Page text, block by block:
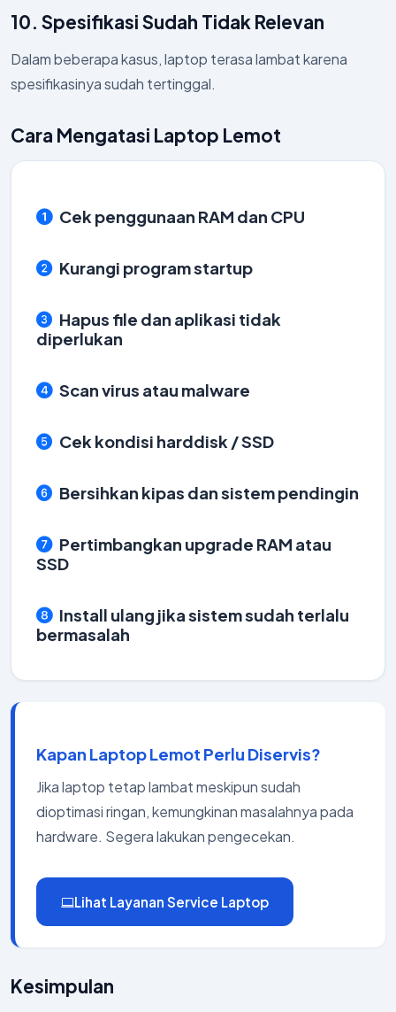
10. Spesifikasi Sudah Tidak Relevan
Dalam beberapa kasus, laptop terasa lambat karena
spesifikasinya sudah tertinggal.
Cara Mengatasi Laptop Lemot
Cek penggunaan RAM dan CPU
Kurangi program startup
Hapus file dan aplikasi tidak
diperlukan
Scan virus atau malware
Cek kondisi harddisk / SSD
Bersihkan kipas dan sistem pendingin
Pertimbangkan upgrade RAM atau
SSD
Install ulang jika sistem sudah terlalu
bermasalah
Kapan Laptop Lemot Perlu Diservis?
Jika laptop tetap lambat meskipun sudah
dioptimasi ringan, kemungkinan masalahnya pada
hardware. Segera lakukan pengecekan.
Lihat Layanan Service Laptop
Kesimpulan